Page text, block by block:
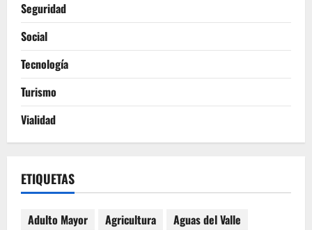
Seguridad
Social
Tecnología
Turismo
Vialidad
ETIQUETAS
Adulto Mayor Agricultura
Aguas del Valle